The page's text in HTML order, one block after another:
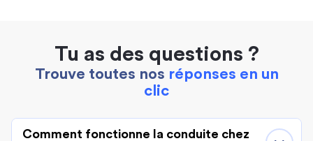
Tu as des questions ?
Trouve toutes nos réponses en un
clic
Comment fonctionne la conduite chez